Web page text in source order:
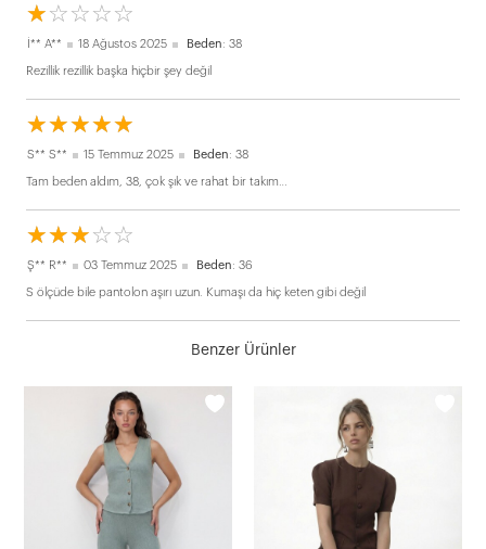
☆☆☆☆☆
★★★★★
İ** A** 18 Ağustos 2025 Beden: 38
Rezillik rezillik başka hiçbir şey değil
☆☆☆☆☆
★★★★★
S** S** 15 Temmuz 2025 Beden: 38
Tam beden aldım, 38, çok şık ve rahat bir takım…
☆☆☆☆☆
★★★★★
Ş** R** 03 Temmuz 2025 Beden: 36
S ölçüde bile pantolon aşırı uzun. Kumaşı da hiç keten gibi değil
Benzer Ürünler